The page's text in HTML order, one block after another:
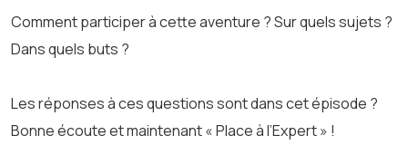
Comment participer à cette aventure ? Sur quels sujets ?
Dans quels buts ?
Les réponses à ces questions sont dans cet épisode ?
Bonne écoute et maintenant « Place à l’Expert » !